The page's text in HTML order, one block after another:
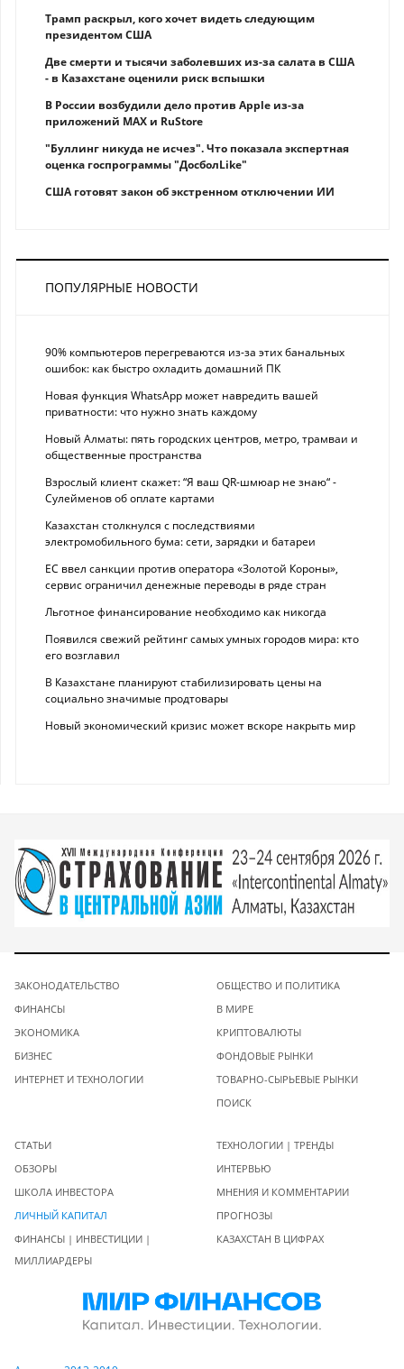
Трамп раскрыл, кого хочет видеть следующим
президентом США
Две смерти и тысячи заболевших из-за салата в США
- в Казахстане оценили риск вспышки
В России возбудили дело против Apple из-за
приложений MAX и RuStore
"Буллинг никуда не исчез". Что показала экспертная
оценка госпрограммы "ДосболLike"
США готовят закон об экстренном отключении ИИ
ПОПУЛЯРНЫЕ НОВОСТИ
90% компьютеров перегреваются из-за этих банальных
ошибок: как быстро охладить домашний ПК
Новая функция WhatsApp может навредить вашей
приватности: что нужно знать каждому
Новый Алматы: пять городских центров, метро, трамваи и
общественные пространства
Взрослый клиент скажет: “Я ваш QR-шмюар не знаю“ -
Сулейменов об оплате картами
Казахстан столкнулся с последствиями
электромобильного бума: сети, зарядки и батареи
ЕС ввел санкции против оператора «Золотой Короны»,
сервис ограничил денежные переводы в ряде стран
Льготное финансирование необходимо как никогда
Появился свежий рейтинг самых умных городов мира: кто
его возглавил
В Казахстане планируют стабилизировать цены на
социально значимые продтовары
Новый экономический кризис может вскоре накрыть мир
ЗАКОНОДАТЕЛЬСТВО
ФИНАНСЫ
ЭКОНОМИКА
БИЗНЕС
ИНТЕРНЕТ И ТЕХНОЛОГИИ
ОБЩЕСТВО И ПОЛИТИКА
В МИРЕ
КРИПТОВАЛЮТЫ
ФОНДОВЫЕ РЫНКИ
ТОВАРНО-СЫРЬЕВЫЕ РЫНКИ
ПОИСК
СТАТЬИ
ОБЗОРЫ
ШКОЛА ИНВЕСТОРА
ЛИЧНЫЙ КАПИТАЛ
ФИНАНСЫ | ИНВЕСТИЦИИ |
МИЛЛИАРДЕРЫ
ТЕХНОЛОГИИ | ТРЕНДЫ
ИНТЕРВЬЮ
МНЕНИЯ И КОММЕНТАРИИ
ПРОГНОЗЫ
КАЗАХСТАН В ЦИФРАХ